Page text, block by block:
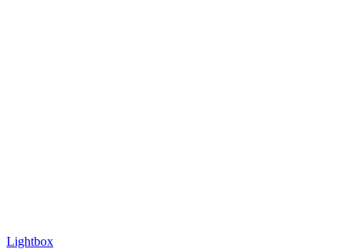
Lightbox